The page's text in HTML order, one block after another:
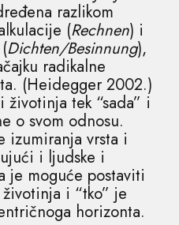
razlikom
(Rechnen) i
Dichten/Besinnung),
radikalne
(Heidegger 2002.)
tek “sada” i
o svom odnosu.
izumiranja vrsta i
i ljudske i
je moguće postaviti
i “tko” je
horizonta.